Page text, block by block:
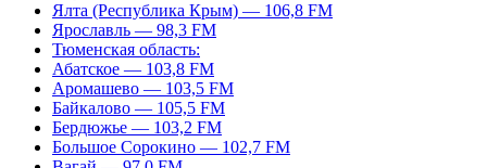
Ялта (Республика Крым) — 106,8 FM
Ярославль — 98,3 FM
Тюменская область:
Абатское — 103,8 FM
Аромашево — 103,5 FM
Байкалово — 105,5 FM
Бердюжье — 103,2 FM
Большое Сорокино — 102,7 FM